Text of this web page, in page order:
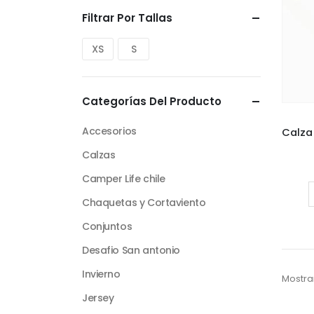
Filtrar Por Tallas
XS S
Categorías Del Producto
Accesorios
Calzas
Camper Life chile
Chaquetas y Cortaviento
Conjuntos
Desafio San antonio
Invierno
Jersey